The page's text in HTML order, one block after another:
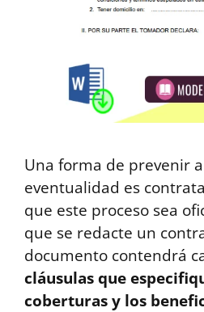
Una forma de prevenir
eventualidad es
que este proceso sea
que se redacte un
documento contendrá
cláusulas que
coberturas y los